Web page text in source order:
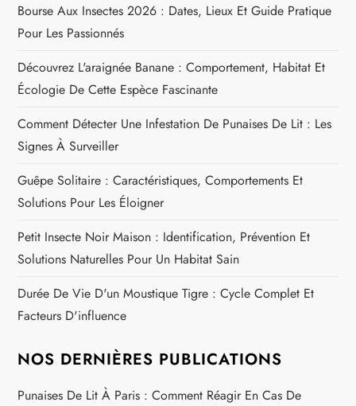
d
e
l
’
a
r
t
i
c
l
e
Bourse Aux Insectes 2026 : Dates, Lieux Et Guide Pratique
Pour Les Passionnés
Découvrez L'araignée Banane : Comportement, Habitat Et
Écologie De Cette Espèce Fascinante
Comment Détecter Une Infestation De Punaises De Lit : Les
Signes À Surveiller
Guêpe Solitaire : Caractéristiques, Comportements Et
Solutions Pour Les Éloigner
Petit Insecte Noir Maison : Identification, Prévention Et
Solutions Naturelles Pour Un Habitat Sain
Durée De Vie D'un Moustique Tigre : Cycle Complet Et
Facteurs D'influence
NOS DERNIÈRES PUBLICATIONS
Punaises De Lit À Paris : Comment Réagir En Cas De